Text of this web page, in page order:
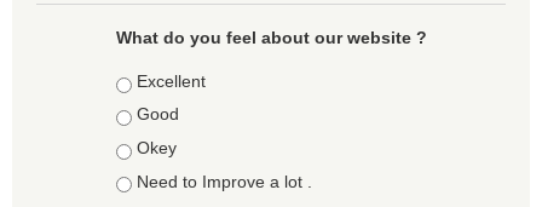
What do you feel about our website ?
Choices
Excellent
Good
Okey
Need to Improve a lot .